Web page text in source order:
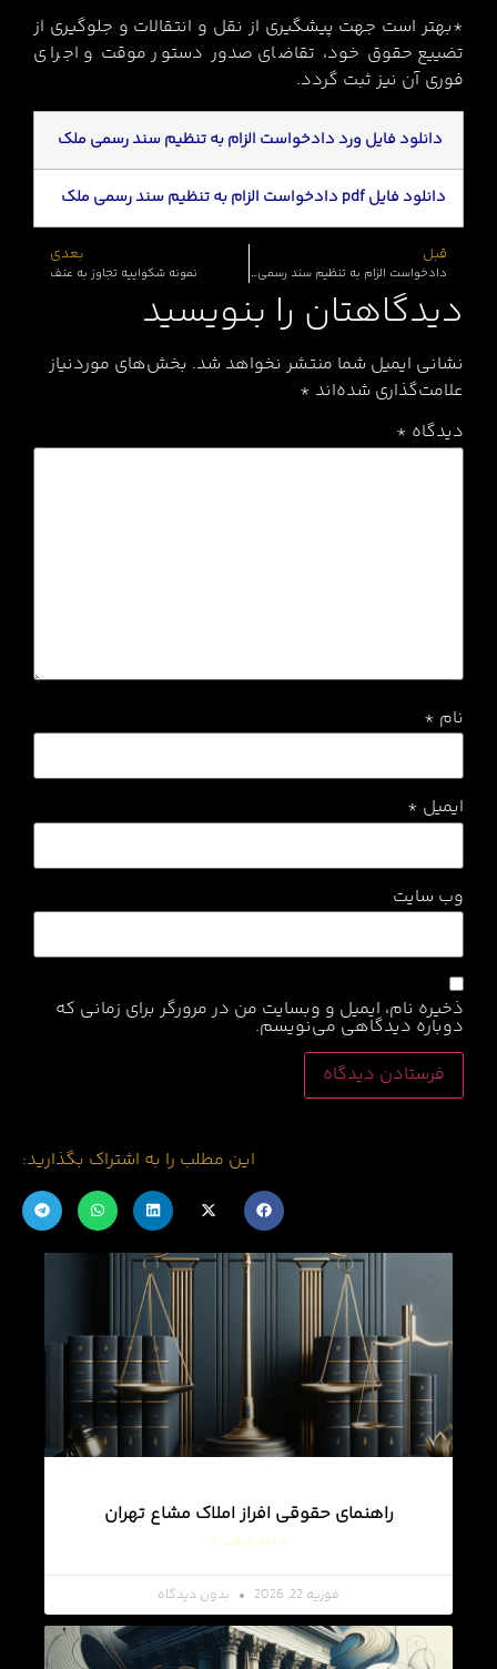
این مطلب را به اشتراک بگذارید:
راهنمای حقوقی افراز املاک مشاع تهران
ادامه مطلب »
فوریه 22, 2026 بدون دیدگاه
*بهتر است جهت پیشگیری از نقل و انتقالات و جلوگیری از
تضییع حقوق خود، تقاضای صدور دستور موقت و اجرای
فوری آن نیز ثبت گردد.
دانلود فایل ورد دادخواست الزام به تنظیم سند رسمی ملک
دانلود فایل pdf دادخواست الزام به تنظیم سند رسمی ملک
قبل
دادخواست الزام به تنظیم سند رسمی خودرو
بعدی
نمونه شکواییه تجاوز به عنف
دیدگاهتان را بنویسید
نشانی ایمیل شما منتشر نخواهد شد. بخش‌های موردنیاز
علامت‌گذاری شده‌اند *
دیدگاه *
نام *
ایمیل *
وب‌ سایت
ذخیره نام، ایمیل و وبسایت من در مرورگر برای زمانی که
دوباره دیدگاهی می‌نویسم.